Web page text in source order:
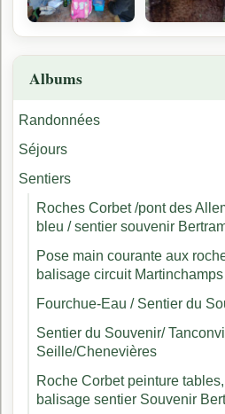
Albums
Randonnées
Séjours
Sentiers
Roches Corbet /pont des
bleu / sentier souvenir
Pose main courante aux
balisage circuit
Fourchue-Eau / Sentier du
Sentier du Souvenir/
Seille/Chenevières
Roche Corbet peinture
balisage sentier Souvenir